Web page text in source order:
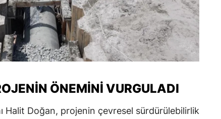
Gümüşhane
Hakkari
Hatay
Mersin
İstanbul
ÖNEMINI VURGULADI
Halit Doğan, projenin çevresel sürdürülebilirlik